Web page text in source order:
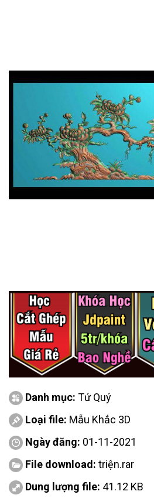
Danh mục: Tứ Quý
Loại file: Mẫu Khắc 3D
Ngày đăng: 01-11-2021
File download: triện.rar
Dung lượng file: 41.12 KB